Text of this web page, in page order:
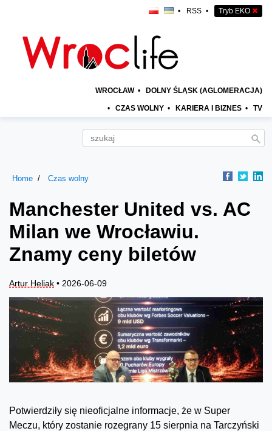
• RSS • Tryb EKO ✖
WROCŁAW • DOLNY ŚLĄSK (AGLOMERACJA)
• CZAS WOLNY • KARIERA I BIZNES • TV
Home Czas wolny
Manchester United vs. AC
Milan we Wrocławiu.
Znamy ceny biletów
Artur Heliak • 2026-06-09
Potwierdziły się nieoficjalne informacje, że w Super
Meczu, który zostanie rozegrany 15 sierpnia na Tarczyński